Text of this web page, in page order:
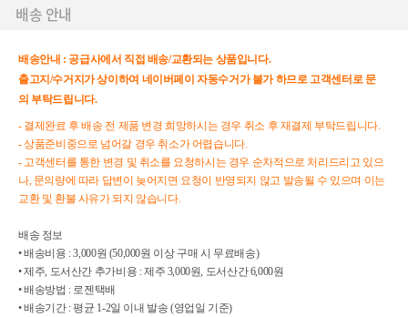
배송 안내
배송안내 : 공급사에서 직접 배송/교환되는 상품입니다.
출고지/수거지가 상이하여 네이버페이 자동수거가 불가 하므로 고객센터로 문
의 부탁드립니다.
- 결제완료 후 배송 전 제품 변경 희망하시는 경우 취소 후 재결제 부탁드립니다.
- 상품준비중으로 넘어갈 경우 취소가 어렵습니다.
- 고객센터를 통한 변경 및 취소를 요청하시는 경우 순차적으로 처리드리고 있으
나, 문의량에 따라 답변이 늦어지면 요청이 반영되지 않고 발송될 수 있으며 이는
교환 및 환불 사유가 되지 않습니다.
배송 정보
• 배송비용 : 3,000원 (50,000원 이상 구매 시 무료배송)
• 제주, 도서산간 추가비용 : 제주 3,000원, 도서산간 6,000원
• 배송방법 : 로젠택배
• 배송기간 : 평균 1-2일 이내 발송 (영업일 기준)